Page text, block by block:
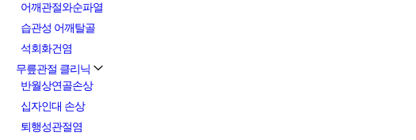
어깨관절와순파열
습관성 어깨탈골
석회화건염
무릎관절 클리닉
반월상연골손상
십자인대 손상
퇴행성관절염